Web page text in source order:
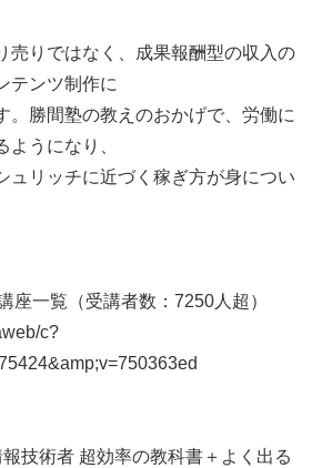
売りではなく、成果報酬型の収入の
テンツ制作に
。勝間塾の教えのおかげで、労働に
ようになり、
ュリッチに近づく稼ぎ方が身につい
座一覧（受講者数：7250人超）
c?
報技術者 超効率の教科書＋よく出る